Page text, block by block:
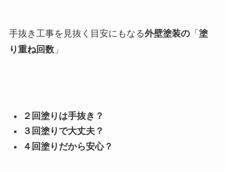
手抜き工事を見抜く目安にもなる外壁塗装の「 塗
り重ね回数」
２回塗りは手抜き？
３回塗りで大丈夫？
４回塗りだから安心？